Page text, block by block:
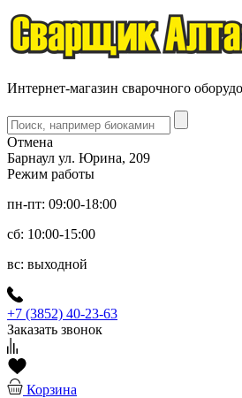
Интернет-магазин сварочного
Отмена
Барнаул ул. Юрина, 209
Режим работы
пн-пт: 09:00-18:00
сб: 10:00-15:00
вс: выходной
+7 (3852) 40-23-63
Заказать звонок
Корзина